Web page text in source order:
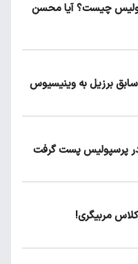
چیست؟ آیا محسن
برزیل به وینیسیوس
پرسپولیس پست گرفت
مربیگری!